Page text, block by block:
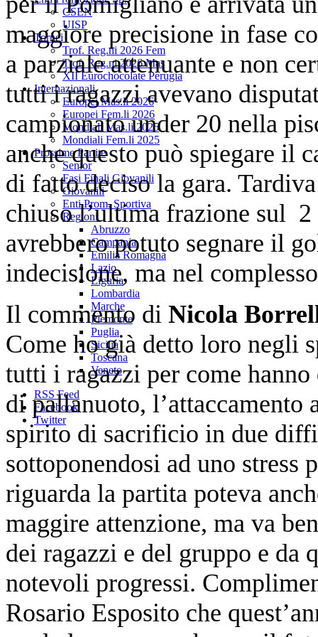
CSEN
UISP
Tornei
Trof. Reg.ni 2026 Fem
Trof. Reg.ni 2026 Mas
XII Eurochocolate Perugia
Internazionali
Europei Mas.li 2026
Europei Fem.li 2026
Mondiali Mas.li 2025
Mondiali Fem.li 2025
Prossime Partite
Senior
Fasi Finali Giovanili
Giovanili
Enti Prom. Sportiva
Regioni
Abruzzo
Campania
Emilia Romagna
Lazio
Liguria
Lombardia
Marche
Piemonte
Puglia
Sicilia
Toscana
Veneto
RSS Feed
Facebook
Twitter
maggiore precisione in fase
a parziale attenuante e non
tutti i ragazzi avevano
campionato under 20 nella
anche questo può spiegare il
di fatto deciso la gara.
chiuso l’ultima frazione sul 2
avrebbero potuto segnare il
indecisione, ma nel
Il commento di Nicola
Come ho già detto loro negli
tutti i ragazzi per come
di pallanuoto,
spirito di sacrificio in due
sottoponendosi ad uno stress
riguarda la partita poteva
maggire attenzione, ma va
dei ragazzi e del gruppo e da
notevoli progressi.
Rosario Esposito che